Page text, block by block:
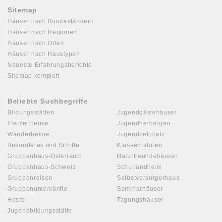
Sitemap
Häuser nach Bundesländern
Häuser nach Regionen
Häuser nach Orten
Häuser nach Haustypen
Neueste Erfahrungsberichte
Sitemap komplett
Beliebte Suchbegriffe
Bildungsstätten
Freizeitheime
Wanderheime
Besonderes und Schiffe
Gruppenhaus-Österreich
Gruppenhaus-Schweiz
Gruppenreisen
Gruppenunterkünfte
Hostel
Jugendbildungsstätte
Jugendgästehäuser
Jugendherbergen
Jugendzeltplatz
Klassenfahrten
Naturfreundehäuser
Schullandheim
Selbstversorgerhaus
Seminarhäuser
Tagungshäuser